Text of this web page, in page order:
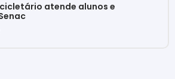
atende alunos e